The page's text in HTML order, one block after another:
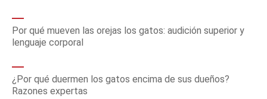
Por qué mueven las orejas los gatos: audición superior y
lenguaje corporal
¿Por qué duermen los gatos encima de sus dueños?
Razones expertas